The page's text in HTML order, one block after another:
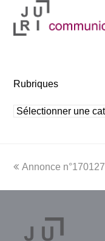
Rubriques
Rubriques
previous
Annonce n°170127